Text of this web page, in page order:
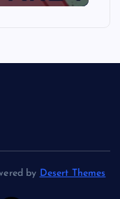
by Desert Themes